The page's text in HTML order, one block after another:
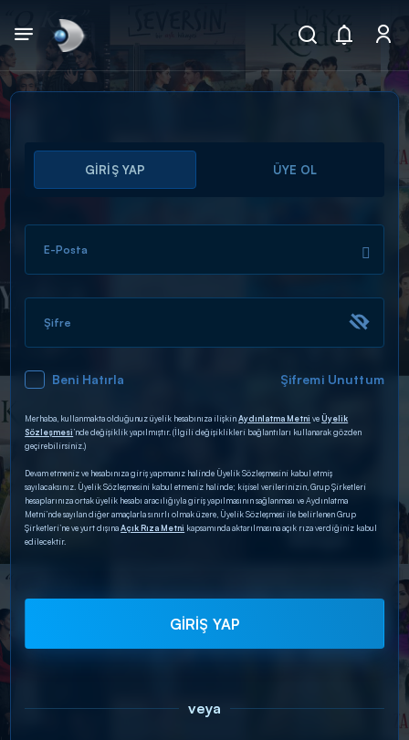
Arama
ARAMA SONUÇLARI
DİĞER SONUÇLAR
GİRİŞ YAP ÜYE OL
E-Posta
Şifre
Beni Hatırla Şifremi Unuttum
Merhaba, kullanmakta olduğunuz üyelik hesabınıza ilişkinAydınlatma Metni veÜyelik
Sözleşmesi’nde değişiklik yapılmıştır. (İlgili değişiklikleri bağlantıları kullanarak gözden
geçirebilirsiniz.)
Devam etmeniz ve hesabınıza giriş yapmanız halinde Üyelik Sözleşmesini kabul etmiş
sayılacaksınız. Üyelik Sözleşmesini kabul etmeniz halinde; kişisel verilerinizin, Grup Şirketleri
hesaplarınıza ortak üyelik hesabı aracılığıyla giriş yapılmasının sağlanması ve Aydınlatma
Metni’nde sayılan diğer amaçlarla sınırlı olmak üzere, Üyelik Sözleşmesi ile belirlenen Grup
Şirketleri’ne ve yurt dışınaAçık Rıza Metni kapsamında aktarılmasına açık rıza verdiğiniz kabul
edilecektir.
GİRİŞ YAP
veya